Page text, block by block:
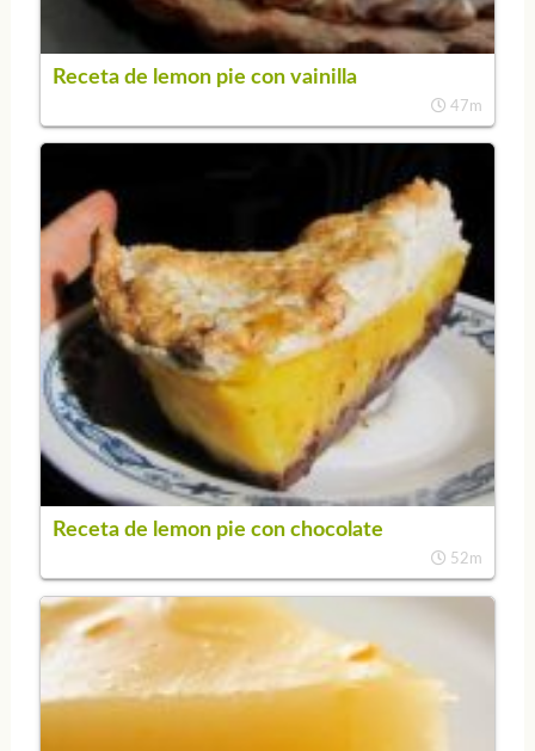
Receta de lemon pie con vainilla
47m
Receta de lemon pie con chocolate
52m